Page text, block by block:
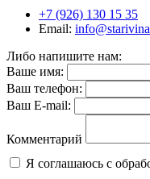
+7 (926) 130 15 35
Email:
Либо напишите нам:
Ваше имя:
Ваш телефон:
Ваш E-mail:
Комментарий
Я соглашаюсь с